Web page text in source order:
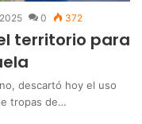
0 372
territorio para
descartó hoy el uso
tropas de…